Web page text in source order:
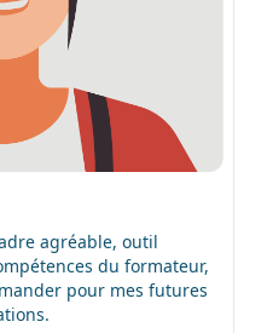
agréable, outil
du formateur,
pour mes futures